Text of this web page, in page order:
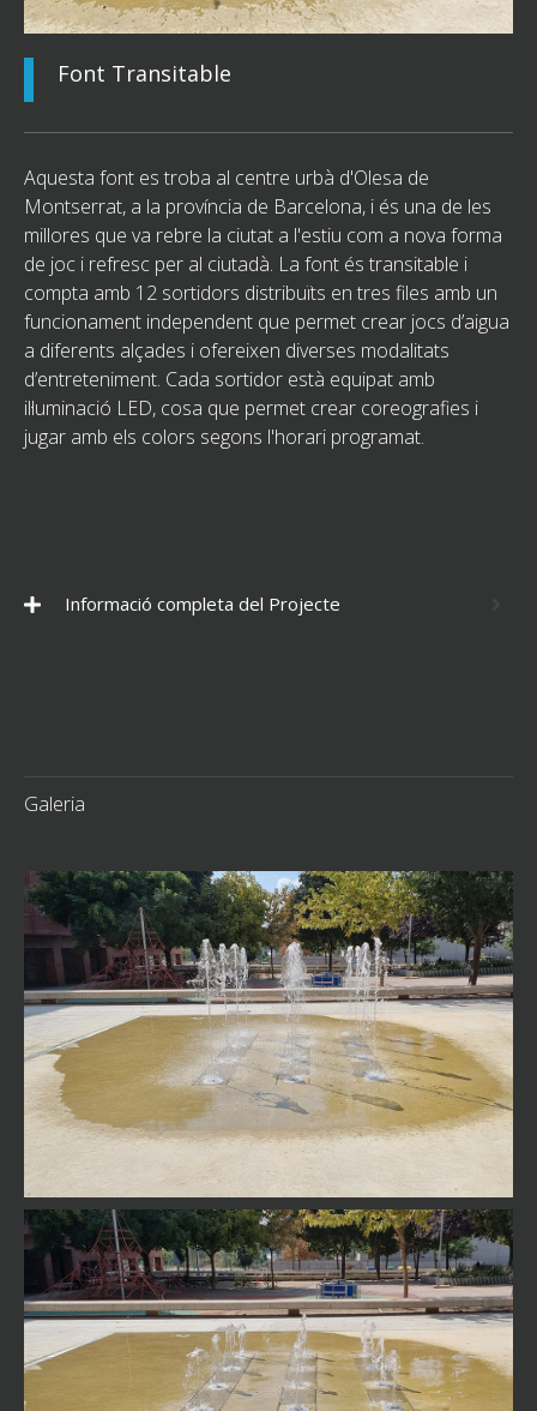
Font Transitable
Aquesta font es troba al centre urbà d'Olesa de
Montserrat, a la província de Barcelona, i és una de les
millores que va rebre la ciutat a l'estiu com a nova forma
de joc i refresc per al ciutadà. La font és transitable i
compta amb 12 sortidors distribuïts en tres files amb un
funcionament independent que permet crear jocs d’aigua
a diferents alçades i ofereixen diverses modalitats
d’entreteniment. Cada sortidor està equipat amb
il·luminació LED, cosa que permet crear coreografies i
jugar amb els colors segons l'horari programat.
Informació completa del Projecte
Galeria